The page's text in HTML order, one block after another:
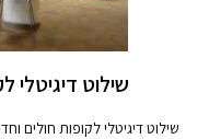
שילוט דיגיטלי
שילוט דיגיטלי לקופות חולים